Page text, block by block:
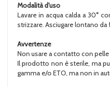
Modalità d'uso
Lavare in acqua calda a 30°
strizzare. Asciugare lontano
Avvertenze
Non usare a contatto con
Il prodotto non è sterile, ma
gamma e/o ETO, ma non in